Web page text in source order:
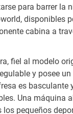
para barrer la
disponibles
cabina a
fiel al modelo
y posee
es basculante
Una máquina
pequeños